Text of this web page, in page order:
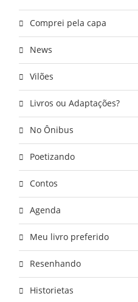
Comprei pela capa
News
Vilões
Livros ou Adaptações?
No Ônibus
Poetizando
Contos
Agenda
Meu livro preferido
Resenhando
Historietas